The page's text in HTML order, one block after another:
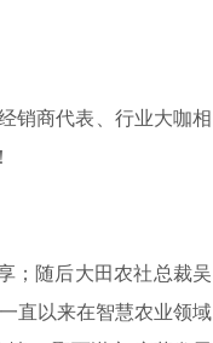
销商代表、行业大咖相
；随后大田农社总裁吴
直以来在智慧农业领域